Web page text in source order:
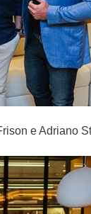
e Adriano